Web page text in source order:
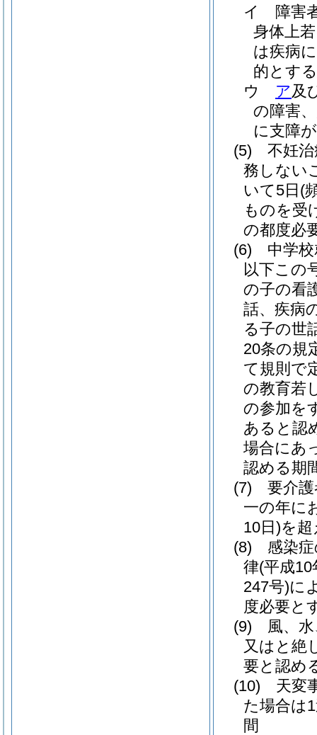
イ
障害
身体上
は疾病
的とす
ウ
ア及
の障害
に支障
(5)
不妊
務しない
いて5日 (
ものを受
の都度必
(6)
中学
以下この
の子の看
話、疾病
る子の世
20条の規
て規則で
の教育若
の参加を
あると認
場合にあ
認める期
(7)
要介
一の年に
10日)を
(8)
感染
律(平成10
247号)に
度必要と
(9)
風、
又はと絶
要と認め
(10)
天変
た場合は
間